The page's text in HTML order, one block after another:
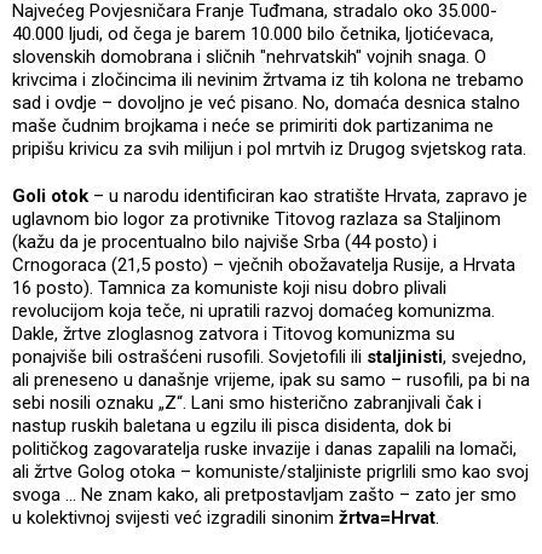
Najvećeg Povjesničara Franje Tuđmana, stradalo oko 35.000-
40.000 ljudi, od čega je barem 10.000 bilo četnika, ljotićevaca,
slovenskih domobrana i sličnih "nehrvatskih" vojnih snaga. O
krivcima i zločincima ili nevinim žrtvama iz tih kolona ne trebamo
sad i ovdje – dovoljno je već pisano. No, domaća desnica stalno
maše čudnim brojkama i neće se primiriti dok partizanima ne
pripišu krivicu za svih milijun i pol mrtvih iz Drugog svjetskog rata.
Goli otok – u narodu identificiran kao stratište Hrvata, zapravo je
uglavnom bio logor za protivnike Titovog razlaza sa Staljinom
(kažu da je procentualno bilo najviše Srba (44 posto) i
Crnogoraca (21,5 posto) – vječnih obožavatelja Rusije, a Hrvata
16 posto). Tamnica za komuniste koji nisu dobro plivali
revolucijom koja teče, ni upratili razvoj domaćeg komunizma.
Dakle, žrtve zloglasnog zatvora i Titovog komunizma su
ponajviše bili ostrašćeni rusofili. Sovjetofili ili staljinisti, svejedno,
ali preneseno u današnje vrijeme, ipak su samo – rusofili, pa bi na
sebi nosili oznaku „Z“. Lani smo histerično zabranjivali čak i
nastup ruskih baletana u egzilu ili pisca disidenta, dok bi
političkog zagovaratelja ruske invazije i danas zapalili na lomači,
ali žrtve Golog otoka – komuniste/staljiniste prigrlili smo kao svoj
svoga … Ne znam kako, ali pretpostavljam zašto – zato jer smo
u kolektivnoj svijesti već izgradili sinonim žrtva=Hrvat.